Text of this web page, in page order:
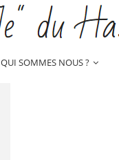
QUI SOMMES NOUS ?